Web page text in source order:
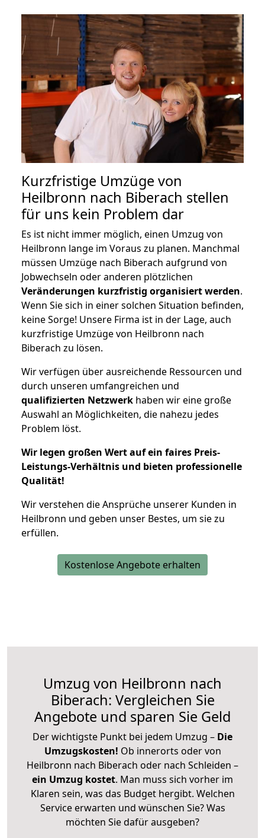
Kurzfristige Umzüge von
Heilbronn nach Biberach stellen
für uns kein Problem dar
Es ist nicht immer möglich, einen Umzug von
Heilbronn lange im Voraus zu planen. Manchmal
müssen Umzüge nach Biberach aufgrund von
Jobwechseln oder anderen plötzlichen
Veränderungen kurzfristig organisiert werden.
Wenn Sie sich in einer solchen Situation befinden,
keine Sorge! Unsere Firma ist in der Lage, auch
kurzfristige Umzüge von Heilbronn nach
Biberach zu lösen.
Wir verfügen über ausreichende Ressourcen und
durch unseren umfangreichen und
qualifizierten Netzwerk haben wir eine große
Auswahl an Möglichkeiten, die nahezu jedes
Problem löst.
Wir legen großen Wert auf ein faires Preis-
Leistungs-Verhältnis und bieten professionelle
Qualität!
Wir verstehen die Ansprüche unserer Kunden in
Heilbronn und geben unser Bestes, um sie zu
erfüllen.
Kostenlose Angebote erhalten
Umzug von Heilbronn nach
Biberach: Vergleichen Sie
Angebote und sparen Sie Geld
Der wichtigste Punkt bei jedem Umzug – Die
Umzugskosten! Ob innerorts oder von
Heilbronn nach Biberach oder nach Schleiden –
ein Umzug kostet. Man muss sich vorher im
Klaren sein, was das Budget hergibt. Welchen
Service erwarten und wünschen Sie? Was
möchten Sie dafür ausgeben?